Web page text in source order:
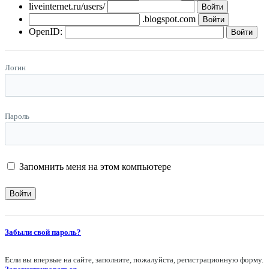
liveinternet.ru/users/
.blogspot.com
OpenID:
Логин
Пароль
Запомнить меня на этом компьютере
Забыли свой пароль?
Если вы впервые на сайте, заполните, пожалуйста, регистрационную форму.